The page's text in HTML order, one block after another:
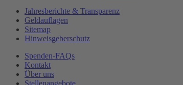
Jahresberichte & Transparenz
Geldauflagen
Sitemap
Hinweisgeberschutz
Spenden-FAQs
Kontakt
Über uns